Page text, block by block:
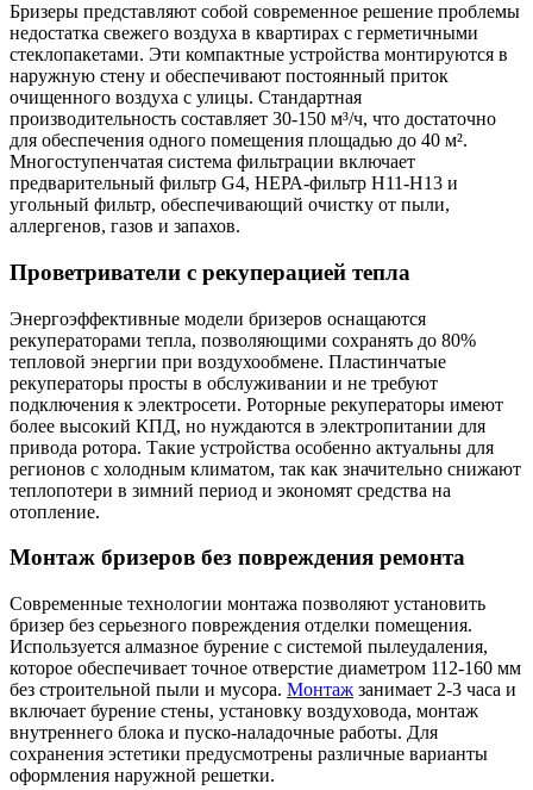
Бризеры представляют собой современное решение проблемы
недостатка свежего воздуха в квартирах с герметичными
стеклопакетами. Эти компактные устройства монтируются в
наружную стену и обеспечивают постоянный приток
очищенного воздуха с улицы. Стандартная
производительность составляет 30-150 м³/ч, что достаточно
для обеспечения одного помещения площадью до 40 м².
Многоступенчатая система фильтрации включает
предварительный фильтр G4, НЕРА-фильтр Н11-Н13 и
угольный фильтр, обеспечивающий очистку от пыли,
аллергенов, газов и запахов.
Проветриватели с рекуперацией тепла
Энергоэффективные модели бризеров оснащаются
рекуператорами тепла, позволяющими сохранять до 80%
тепловой энергии при воздухообмене. Пластинчатые
рекуператоры просты в обслуживании и не требуют
подключения к электросети. Роторные рекуператоры имеют
более высокий КПД, но нуждаются в электропитании для
привода ротора. Такие устройства особенно актуальны для
регионов с холодным климатом, так как значительно снижают
теплопотери в зимний период и экономят средства на
отопление.
Монтаж бризеров без повреждения ремонта
Современные технологии монтажа позволяют установить
бризер без серьезного повреждения отделки помещения.
Используется алмазное бурение с системой пылеудаления,
которое обеспечивает точное отверстие диаметром 112-160 мм
без строительной пыли и мусора. Монтаж занимает 2-3 часа и
включает бурение стены, установку воздуховода, монтаж
внутреннего блока и пуско-наладочные работы. Для
сохранения эстетики предусмотрены различные варианты
оформления наружной решетки.